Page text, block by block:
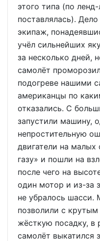
этого типа (по
поставлялась).
экипаж,
учёл сильнейших
за несколько дней,
самолёт
подогреве нашими
американцы по
отказались. С
запустили машину,
непростительную
двигатели на малых
газу» и пошли на
после чего на
один мотор и из-за
не убралось шасси.
позволили с
жёсткую посадку, в
самолёт выкатился